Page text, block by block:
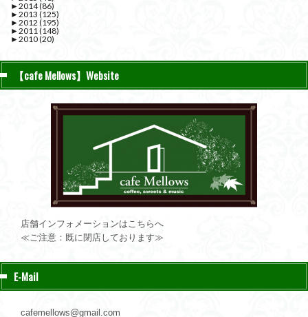
►2014(86)
►2013 (125)
►2012 (195)
►2011(148)
►2010(20)
【cafe Mellows】Website
店舗インフォメーションはこちらへ
≪ご注意：既に閉店しております≫
E-Mail
cafemellows@gmail.com